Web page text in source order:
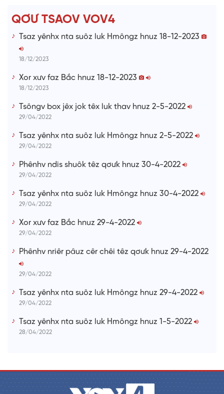
QƠƯ TSAOV VOV4
Tsaz yênhx nta suôz luk Hmôngz hnuz 18-12-2023
18/12/2023
Xor xưv faz Bắc hnuz 18-12-2023
18/12/2023
Tsôngv box jêx jok têx luk thav hnuz 2-5-2022
29/04/2022
Tsaz yênhx nta suôz luk Hmôngz hnuz 2-5-2022
29/04/2022
Phênhv ndis shuôk têz qơưk hnuz 30-4-2022
29/04/2022
Tsaz yênhx nta suôz luk Hmôngz hnuz 30-4-2022
29/04/2022
Xor xưv faz Bắc hnuz 29-4-2022
29/04/2022
Phênhv nriêr pâuz cêr chêi têz qơưk hnuz 29-4-2022
29/04/2022
Tsaz yênhx nta suôz luk Hmôngz hnuz 29-4-2022
29/04/2022
Tsaz yênhx nta suôz luk Hmôngz hnuz 1-5-2022
28/04/2022